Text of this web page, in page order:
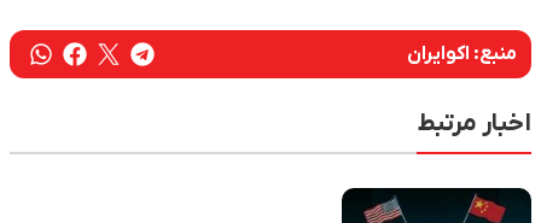
منبع: اکوایران
اخبار مرتبط